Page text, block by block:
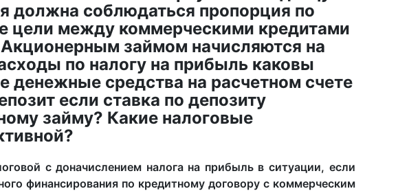
должна соблюдаться пропорция по
цели между коммерческими кредитами
займом начисляются на
по налогу на прибыль каковы
средства на расчетном счете
если ставка по депозиту
займу? Какие налоговые
с доначислением налога на прибыль в ситуации, если
финансирования по кредитному договору с коммерческим